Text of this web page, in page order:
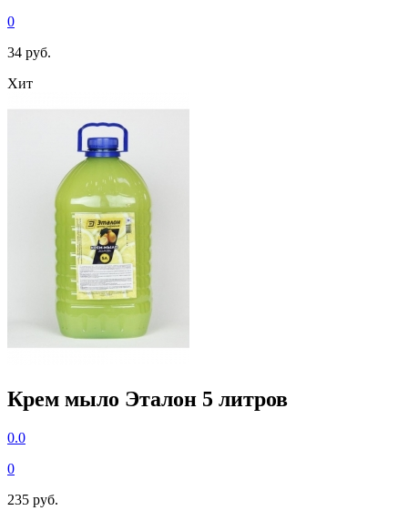
0
34 руб.
Хит
Крем мыло Эталон 5 литров
0.0
0
235 руб.